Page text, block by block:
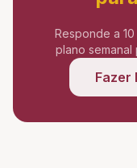
Responde a
plano
Fazer